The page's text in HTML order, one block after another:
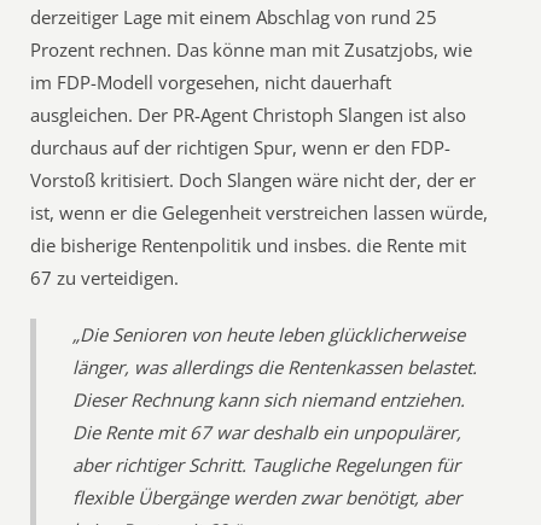
derzeitiger Lage mit einem Abschlag von rund 25
Prozent rechnen. Das könne man mit Zusatzjobs, wie
im FDP-Modell vorgesehen, nicht dauerhaft
ausgleichen. Der PR-Agent Christoph Slangen ist also
durchaus auf der richtigen Spur, wenn er den FDP-
Vorstoß kritisiert. Doch Slangen wäre nicht der, der er
ist, wenn er die Gelegenheit verstreichen lassen würde,
die bisherige Rentenpolitik und insbes. die Rente mit
67 zu verteidigen.
„Die Senioren von heute leben glücklicherweise
länger, was allerdings die Rentenkassen belastet.
Dieser Rechnung kann sich niemand entziehen.
Die Rente mit 67 war deshalb ein unpopulärer,
aber richtiger Schritt. Taugliche Regelungen für
flexible Übergänge werden zwar benötigt, aber